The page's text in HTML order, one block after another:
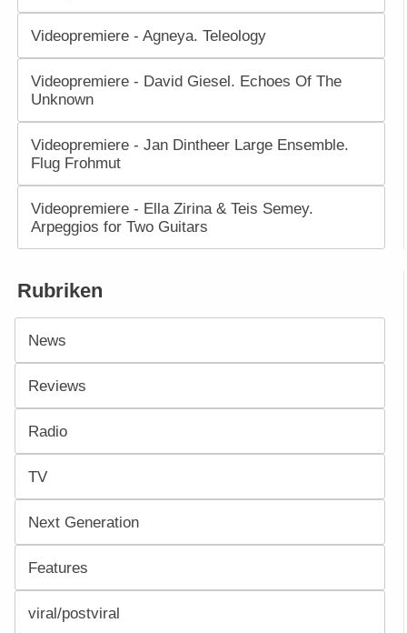
Videopremiere - Agneya. Teleology
Videopremiere - David Giesel. Echoes Of The
Unknown
Videopremiere - Jan Dintheer Large Ensemble.
Flug Frohmut
Videopremiere - Ella Zirina & Teis Semey.
Arpeggios for Two Guitars
Rubriken
News
Reviews
Radio
TV
Next Generation
Features
viral/postviral